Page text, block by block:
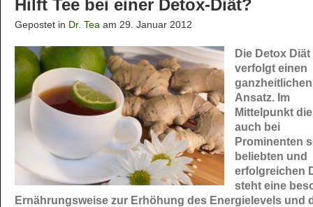
Hilft Tee bei einer Detox-Diät?
Gepostet in Dr. Tea am 29. Januar 2012
Die Detox Diät
verfolgt einen
ganzheitlichen
Ansatz. Im
Mittelpunkt
auch bei
Prominenten
beliebten und
erfolgreichen
steht eine
Ernährungsweise zur Erhöhung des Energielevels und